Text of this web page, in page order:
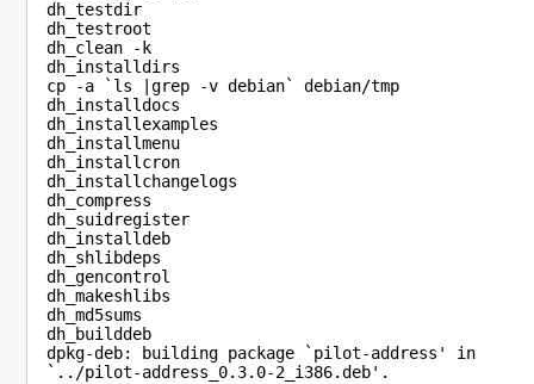
dh_testdir
dh_testroot
dh_clean -k
dh_installdirs
cp -a `ls |grep -v debian` debian/tmp
dh_installdocs
dh_installexamples
dh_installmenu
dh_installcron
dh_installchangelogs
dh_compress
dh_suidregister
dh_installdeb
dh_shlibdeps
dh_gencontrol
dh_makeshlibs
dh_md5sums
dh_builddeb
dpkg-deb: building package `pilot-address' in
`../pilot-address_0.3.0-2_i386.deb'.